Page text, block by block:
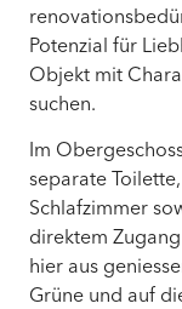
Potenzial für
Objekt mit
suchen.
Im
separate
Schlafzimmer
direktem Zugang
hier aus
Grüne und auf